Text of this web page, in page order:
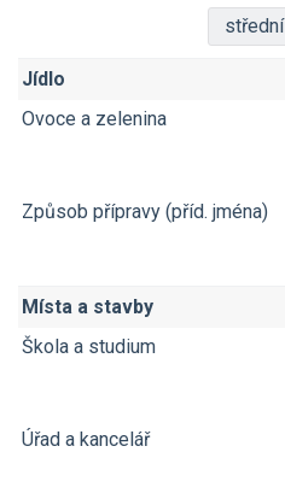
střední
Jídlo
Ovoce a zelenina
Způsob přípravy (příd. jména)
Místa a stavby
Škola a studium
Úřad a kancelář